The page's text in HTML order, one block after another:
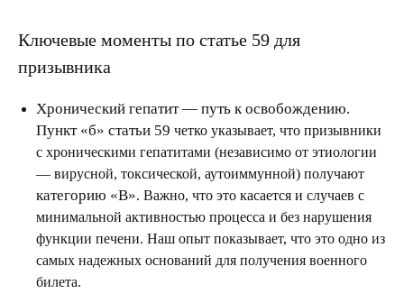
Ключевые моменты по статье 59 для
призывника
Хронический гепатит — путь к освобождению.
Пункт «б» статьи 59 четко указывает, что призывники
с хроническими гепатитами (независимо от этиологии
— вирусной, токсической, аутоиммунной) получают
категорию «В». Важно, что это касается и случаев с
минимальной активностью процесса и без нарушения
функции печени. Наш опыт показывает, что это одно из
самых надежных оснований для получения военного
билета.